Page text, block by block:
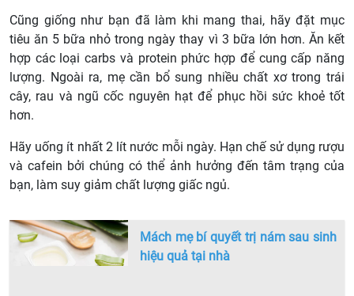
Cũng giống như bạn đã làm khi mang thai, hãy đặt mục
tiêu ăn 5 bữa nhỏ trong ngày thay vì 3 bữa lớn hơn. Ăn kết
hợp các loại carbs và protein phức hợp để cung cấp năng
lượng. Ngoài ra, mẹ cần bổ sung nhiều chất xơ trong trái
cây, rau và ngũ cốc nguyên hạt để phục hồi sức khoẻ tốt
hơn.
Hãy uống ít nhất 2 lít nước mỗi ngày. Hạn chế sử dụng rượu
và cafein bởi chúng có thể ảnh hưởng đến tâm trạng của
bạn, làm suy giảm chất lượng giấc ngủ.
Mách mẹ bí quyết trị nám sau sinh
hiệu quả tại nhà